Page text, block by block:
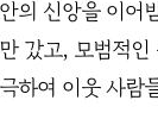
의 신앙을 이어
갔고, 모범적인
하여 이웃 사람